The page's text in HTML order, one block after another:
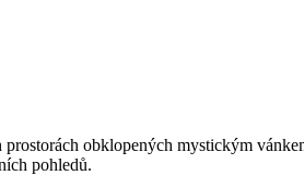
obklopených mystickým
pohledů.